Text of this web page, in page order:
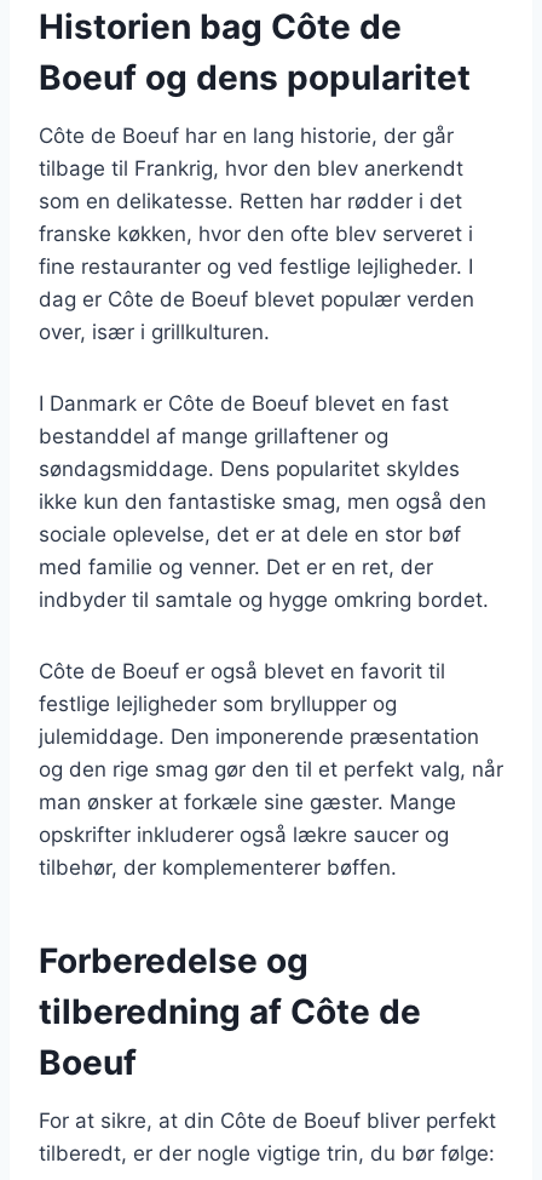
Historien bag Côte de
Boeuf og dens popularitet
Côte de Boeuf har en lang historie, der går
tilbage til Frankrig, hvor den blev anerkendt
som en delikatesse. Retten har rødder i det
franske køkken, hvor den ofte blev serveret i
fine restauranter og ved festlige lejligheder. I
dag er Côte de Boeuf blevet populær verden
over, især i grillkulturen.
I Danmark er Côte de Boeuf blevet en fast
bestanddel af mange grillaftener og
søndagsmiddage. Dens popularitet skyldes
ikke kun den fantastiske smag, men også den
sociale oplevelse, det er at dele en stor bøf
med familie og venner. Det er en ret, der
indbyder til samtale og hygge omkring bordet.
Côte de Boeuf er også blevet en favorit til
festlige lejligheder som bryllupper og
julemiddage. Den imponerende præsentation
og den rige smag gør den til et perfekt valg, når
man ønsker at forkæle sine gæster. Mange
opskrifter inkluderer også lækre saucer og
tilbehør, der komplementerer bøffen.
Forberedelse og
tilberedning af Côte de
Boeuf
For at sikre, at din Côte de Boeuf bliver perfekt
tilberedt, er der nogle vigtige trin, du bør følge: